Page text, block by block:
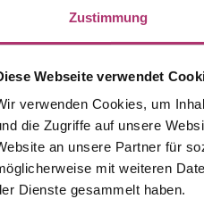
Zustimmung
Webseite verwendet
verwenden Cookies, um
die Zugriffe auf unsere
an unsere Partner für
mit weiteren
Dienste gesammelt haben.